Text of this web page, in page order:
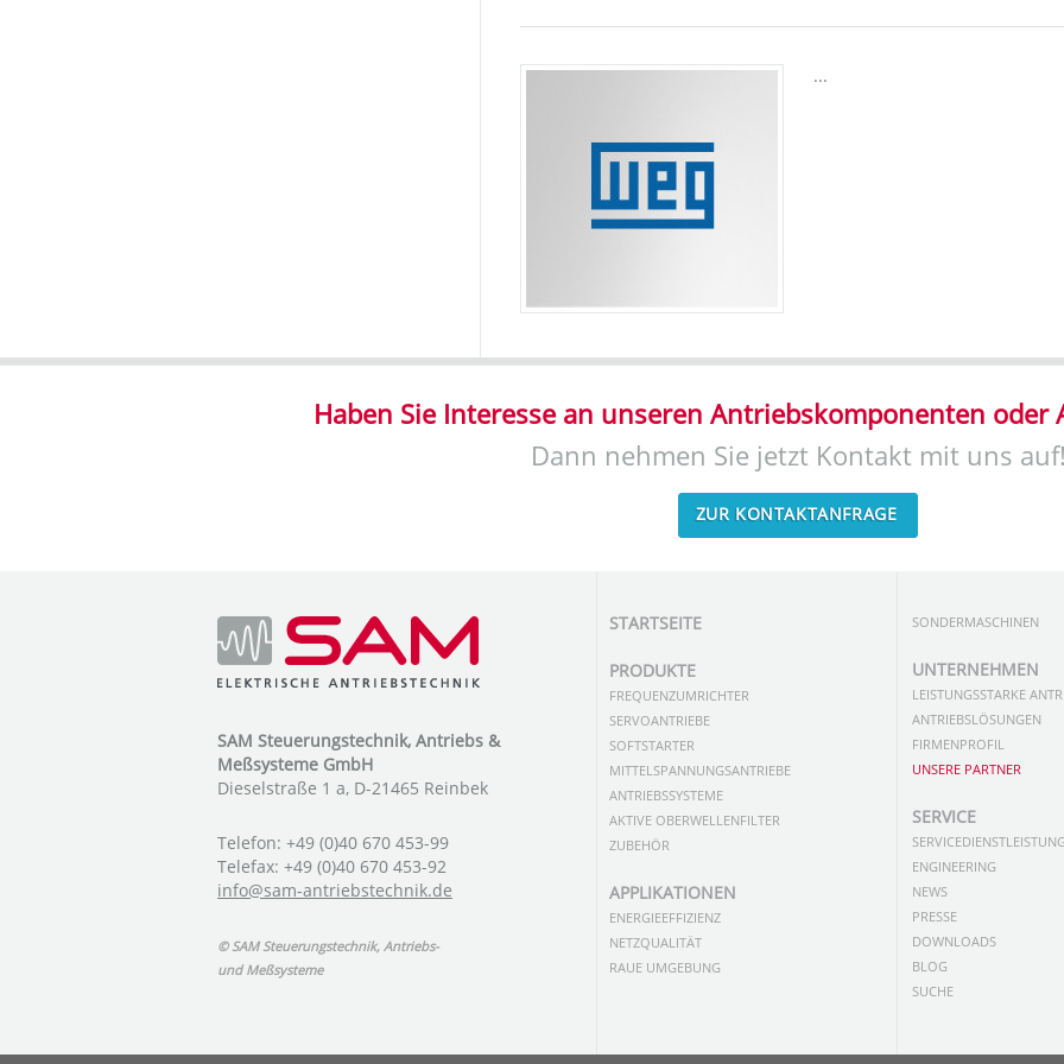
...
Haben Sie Interesse an unseren Antriebskomponenten oder
Dann nehmen Sie jetzt Kontakt mit uns auf!
ZUR KONTAKTANFRAGE
SAM Steuerungstechnik, Antriebs &
Meßsysteme GmbH
Dieselstraße 1 a, D-21465 Reinbek
Telefon: +49 (0)40 670 453-99
Telefax: +49 (0)40 670 453-92
info@sam-antriebstechnik.de
© SAM Steuerungstechnik, Antriebs-
und Meßsysteme
STARTSEITE
PRODUKTE
FREQUENZUMRICHTER
SERVOANTRIEBE
SOFTSTARTER
MITTELSPANNUNGSANTRIEBE
ANTRIEBSSYSTEME
AKTIVE OBERWELLENFILTER
ZUBEHÖR
APPLIKATIONEN
ENERGIEEFFIZIENZ
NETZQUALITÄT
RAUE UMGEBUNG
SONDERMASCHINEN
UNTERNEHMEN
LEISTUNGSSTARKE
ANTRIEBSLÖSUNGEN
FIRMENPROFIL
UNSERE PARTNER
SERVICE
ENGINEERING
NEWS
PRESSE
DOWNLOADS
BLOG
SUCHE